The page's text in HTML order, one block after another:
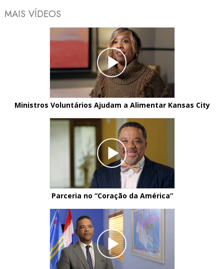
MAIS VÍDEOS
Ministros Voluntários Ajudam a Alimentar Kansas City
Parceria no “Coração da América”